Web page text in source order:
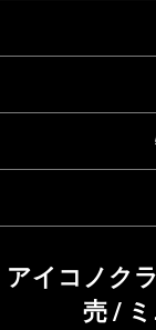
アイコノク
売 /